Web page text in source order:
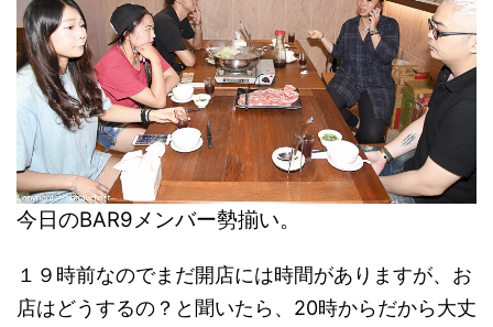
今日のBAR9メンバー勢揃い。
１９時前なのでまだ開店には時間がありますが、お
店はどうするの？と聞いたら、20時からだから大丈